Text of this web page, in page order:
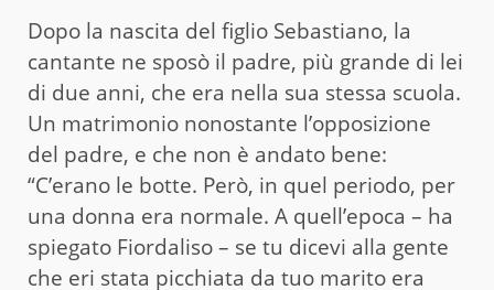
Dopo la nascita del figlio Sebastiano, la
cantante ne sposò il padre, più grande di lei
di due anni, che era nella sua stessa scuola.
Un matrimonio nonostante l’opposizione
del padre, e che non è andato bene:
“C’erano le botte. Però, in quel periodo, per
una donna era normale. A quell’epoca – ha
spiegato Fiordaliso – se tu dicevi alla gente
che eri stata picchiata da tuo marito era